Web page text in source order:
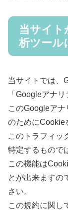
当サイト
析ツール
当サイトでは、
「Googleアナ
このGoogleア
のためにCookie
このトラフィッ
特定するもので
この機能は
とが出来ますの
さい。
この規約に関し